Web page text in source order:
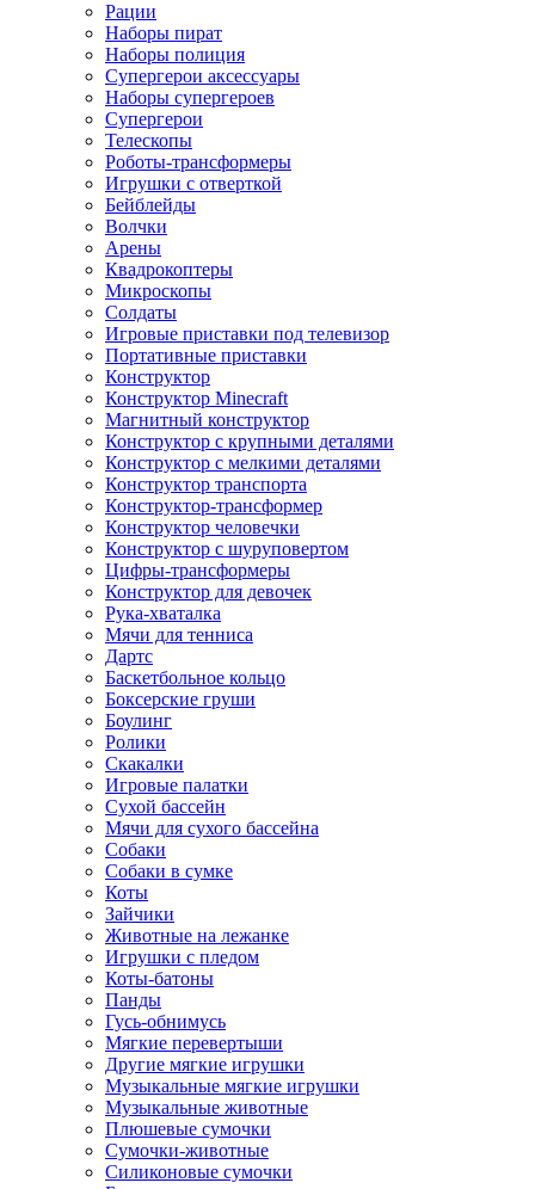
Рации
Наборы пират
Наборы полиция
Супергерои аксессуары
Наборы супергероев
Супергерои
Телескопы
Роботы-трансформеры
Игрушки с отверткой
Бейблейды
Волчки
Арены
Квадрокоптеры
Микроскопы
Солдаты
Игровые приставки под телевизор
Портативные приставки
Конструктор
Конструктор Minecraft
Магнитный конструктор
Конструктор с крупными деталями
Конструктор с мелкими деталями
Конструктор транспорта
Конструктор-трансформер
Конструктор человечки
Конструктор с шуруповертом
Цифры-трансформеры
Конструктор для девочек
Рука-хваталка
Мячи для тенниса
Дартс
Баскетбольное кольцо
Боксерские груши
Боулинг
Ролики
Скакалки
Игровые палатки
Сухой бассейн
Мячи для сухого бассейна
Собаки
Собаки в сумке
Коты
Зайчики
Животные на лежанке
Игрушки с пледом
Коты-батоны
Панды
Гусь-обнимусь
Мягкие перевертыши
Другие мягкие игрушки
Музыкальные мягкие игрушки
Музыкальные животные
Плюшевые сумочки
Сумочки-животные
Силиконовые сумочки